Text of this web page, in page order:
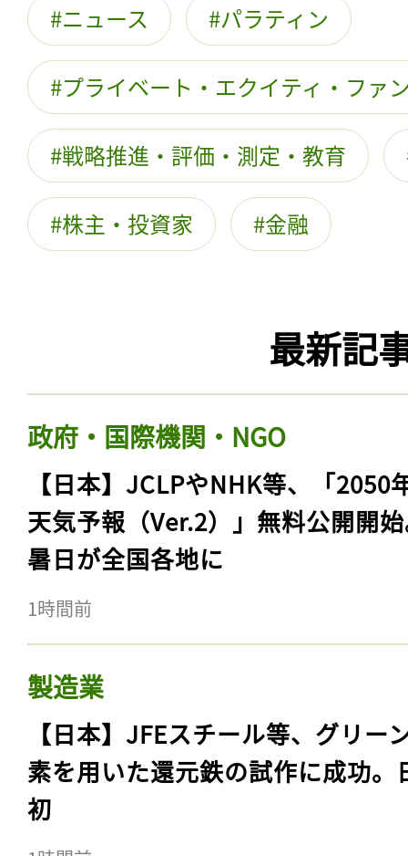
ニュース パラティン
プライベート・エクイティ・ファ
戦略推進・評価・測定・教育
株主・投資家 金融
最新記
政府・国際機関・NGO
【日本】JCLPやNHK等、「2050
天気予報（Ver.2）」無料公開開
暑日が全国各地に
1時間前
製造業
【日本】JFEスチール等、グリー
素を用いた還元鉄の試作に成功。
初